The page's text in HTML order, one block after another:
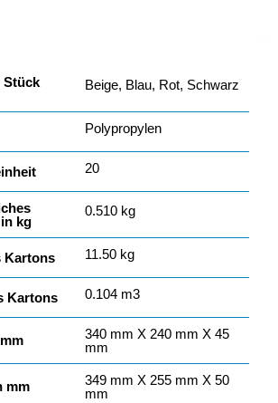
Stück
Beige, Blau, Rot, Schwarz
Polypropylen
20
kg
0.510 kg
Kartons 11.50 kg
Kartons 0.104 m3
340 mm X 240 mm X 45
mm
mm
349 mm X 255 mm X 50
mm